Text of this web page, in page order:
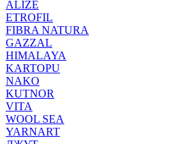
ALIZE
ETROFIL
FIBRA NATURA
GAZZAL
HIMALAYA
KARTOPU
NAKO
KUTNOR
VITA
WOOL SEA
YARNART